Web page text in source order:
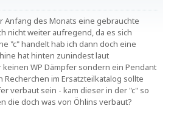
Anfang des Monats eine gebrauchte
nicht weiter aufregend, da es sich
"c" handelt hab ich dann doch eine
hat hinten zunindest laut
WP Dämpfer sondern ein Pendant
Recherchen im Ersatzteilkatalog sollte
verbaut sein - kam dieser in der "c" so
die doch was von Öhlins verbaut?